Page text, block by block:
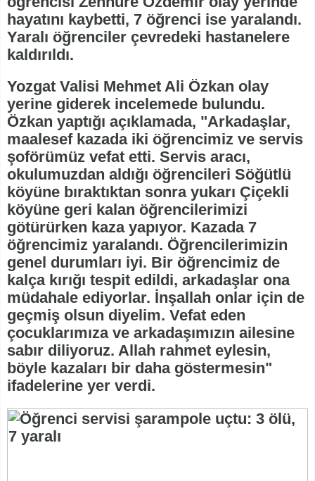
hayatını kaybetti, 7 öğrenci ise yaralandı.
Yaralı öğrenciler çevredeki hastanelere
kaldırıldı.
Yozgat Valisi Mehmet Ali Özkan olay
yerine giderek incelemede bulundu.
Özkan yaptığı açıklamada, "Arkadaşlar,
maalesef kazada iki öğrencimiz ve servis
şoförümüz vefat etti. Servis aracı,
okulumuzdan aldığı öğrencileri Söğütlü
köyüne bıraktıktan sonra yukarı Çiçekli
köyüne geri kalan öğrencilerimizi
götürürken kaza yapıyor. Kazada 7
öğrencimiz yaralandı. Öğrencilerimizin
genel durumları iyi. Bir öğrencimiz de
kalça kırığı tespit edildi, arkadaşlar ona
müdahale ediyorlar. İnşallah onlar için de
geçmiş olsun diyelim. Vefat eden
çocuklarımıza ve arkadaşımızın ailesine
sabır diliyoruz. Allah rahmet eylesin,
böyle kazaları bir daha göstermesin"
ifadelerine yer verdi.